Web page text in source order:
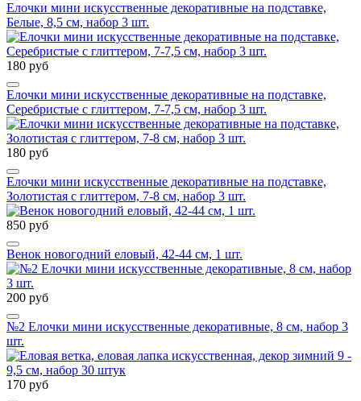
Елочки мини искусственные декоративные на подставке,
Белые, 8,5 см, набор 3 шт.
180 руб
Елочки мини искусственные декоративные на подставке,
Серебристые с глиттером, 7-7,5 см, набор 3 шт.
180 руб
Елочки мини искусственные декоративные на подставке,
Золотистая с глиттером, 7-8 см, набор 3 шт.
850 руб
Венок новогодний еловый, 42-44 см, 1 шт.
200 руб
№2 Елочки мини искусственные декоративные, 8 см, набор 3
шт.
170 руб